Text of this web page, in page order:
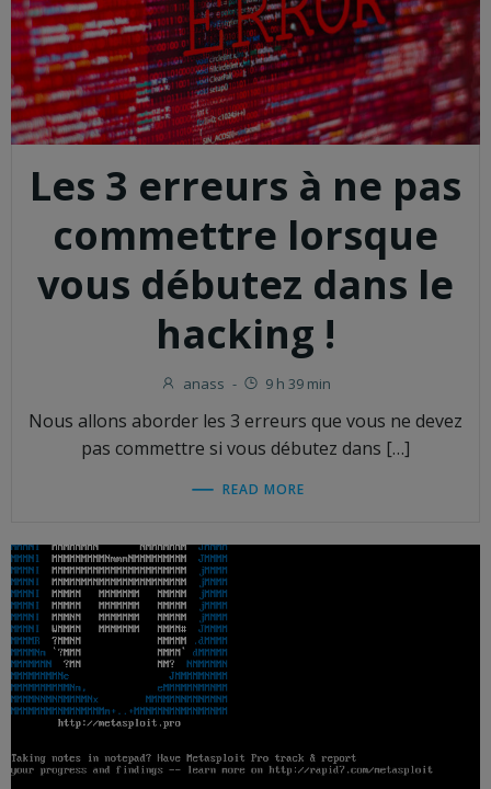
Les 3 erreurs à ne pas
commettre lorsque
vous débutez dans le
hacking !
anass - 9 h 39 min
Nous allons aborder les 3 erreurs que vous ne devez
pas commettre si vous débutez dans […]
READ MORE